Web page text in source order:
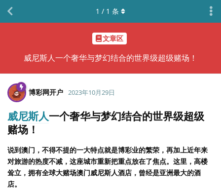
文章区
威尼斯人一个奢华与梦幻结合的世界级超级赌场！
1 / 1 条
博彩网开户 2023年10月29日
威尼斯人一个奢华与梦幻结合的世界级超级
赌场！
说到澳门，不得不提的一大特点就是博彩业的繁荣，再加上近年来
对旅游的热度不减，这座城市重新把重点放在了焦点。这里，高楼
耸立，拥有全球大赌场澳门威尼斯人酒店，曾经是亚洲最大的酒
店。